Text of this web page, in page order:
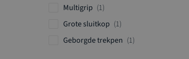
Multigrip
1p
o
d
Grote sluitkop 1p
Geborgde trekpen 1p